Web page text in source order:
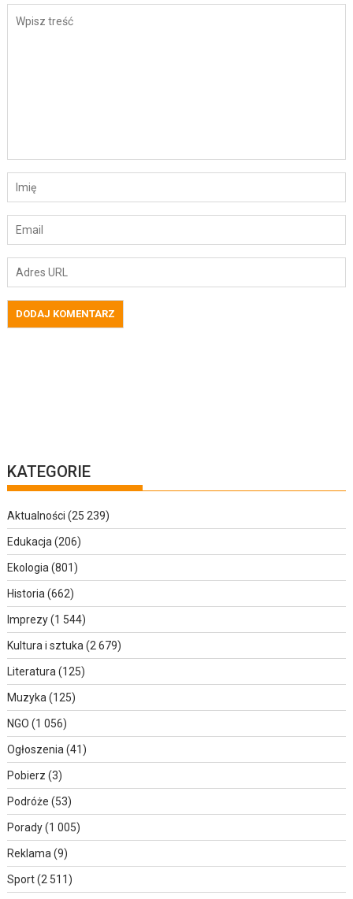
KATEGORIE
Aktualności (25 239)
Edukacja(206)
Ekologia(801)
Historia(662)
Imprezy(1 544)
Kultura i sztuka(2 679)
Literatura(125)
Muzyka(125)
NGO (1 056)
Ogłoszenia(41)
Pobierz (3)
Podróże (53)
Porady(1 005)
Reklama(9)
Sport(2 511)